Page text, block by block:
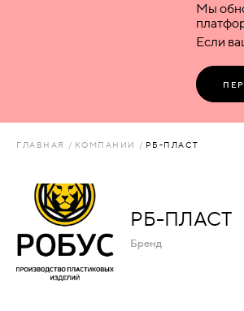
ПЛАСТИКОВЫЕ
КОМБИНИРОВАННЫЕ
ВХОДНЫЕ
МЕТАЛЛИЧЕСКИЕ
АКСЕССУАРЫ
КОМПЛЕКТУЮЩИЕ
Мы
Если
ГЛАВНАЯ КОМПАНИИ РБ-ПЛАСТ
РБ-ПЛАСТ
Бренд